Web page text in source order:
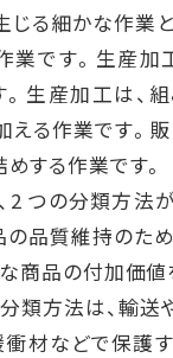
る細かな作業
業です。生産加
生産加工は、
える作業です。
する作業です。
2 つの分類方法
品質維持のた
な商品の付加価
類方法は、輸送
材などで保護